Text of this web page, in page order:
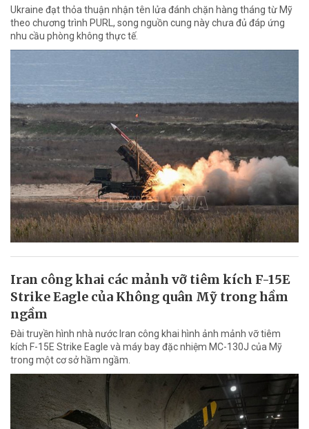
Ukraine đạt thỏa thuận nhận tên lửa đánh chặn hàng tháng từ Mỹ
theo chương trình PURL, song nguồn cung này chưa đủ đáp ứng
nhu cầu phòng không thực tế.
Iran công khai các mảnh vỡ tiêm kích F-15E
Strike Eagle của Không quân Mỹ trong hầm
ngầm
Đài truyền hình nhà nước Iran công khai hình ảnh mảnh vỡ tiêm
kích F-15E Strike Eagle và máy bay đặc nhiệm MC-130J của Mỹ
trong một cơ sở hầm ngầm.